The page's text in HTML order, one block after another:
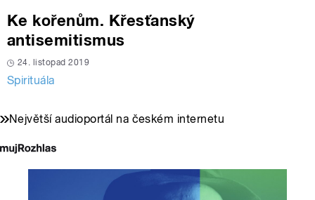
Ke kořenům. Křesťanský
antisemitismus
24. listopad 2019
Spirituála
Největší audioportál na českém internetu